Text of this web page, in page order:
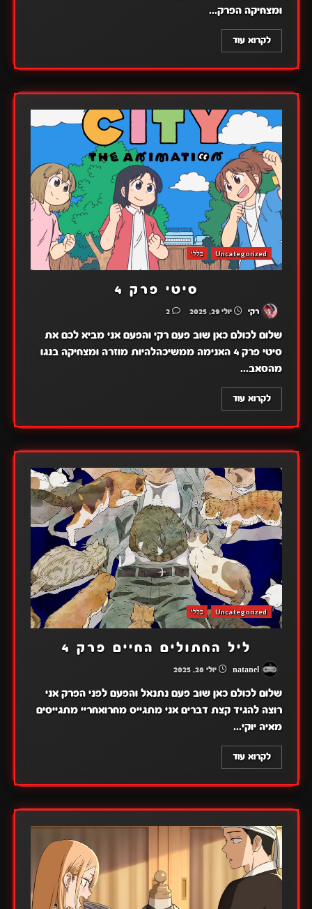
ומצחיקה הפרק...
לקרוא עוד
Uncategorized כללי
סיטי פרק 4
רקי יולי 29, 2025 2
שלום לכולם כאן שוב פעם רקי והפעם אני מביא לכם את
סיטי פרק 4 האנימה ממשיכהלהיות מוזרה ומצחיקה בנגו
מהסאב...
לקרוא עוד
Uncategorized כללי
ליל החתולים החיים פרק 4
יולי 28, 2025
שלום לכולם כאן שוב פעם נתנאל והפעם לפני הפרק אני
רוצה להגיד קצת דברים אני מתגייס מחרואחריי מתגייסים
מאיה יוקי...
לקרוא עוד